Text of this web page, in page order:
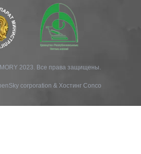
2023. Все права защищены.
corporation & Хостинг Conco